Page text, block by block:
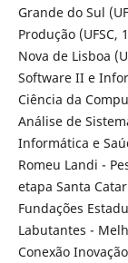
Grande do Sul
Produção
Nova de Lisboa
Software II e
Ciência da
Análise de
Informática e
Romeu Landi -
etapa Santa
Fundações
Labutantes -
Conexão